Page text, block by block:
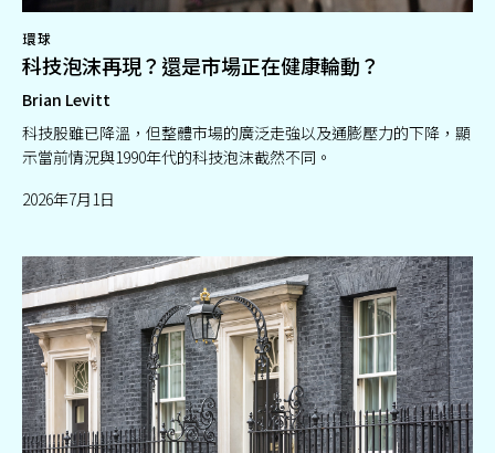
環球
科技泡沫再現？還是市場正在健康輪動？
Brian Levitt
科技股雖已降溫，但整體市場的廣泛走強以及通膨壓力的下降，顯
示當前情況與1990年代的科技泡沫截然不同。
2026年7月1日